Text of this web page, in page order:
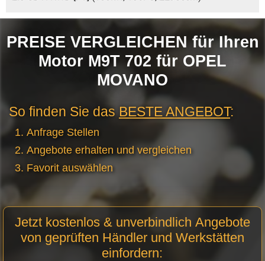
PREISE VERGLEICHEN für Ihren
Motor M9T 702 für OPEL
MOVANO
So finden Sie das BESTE ANGEBOT:
Anfrage Stellen
Angebote erhalten und vergleichen
Favorit auswählen
Anfrage
Stellen
Jetzt kostenlos & unverbindlich Angebote
von geprüften Händler und Werkstätten
einfordern: